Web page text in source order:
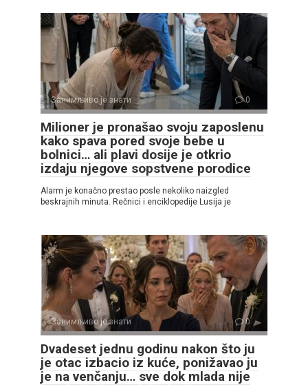
Занимљиво је знати 0
Milioner je pronašao svoju zaposlenu
kako spava pored svoje bebe u
bolnici… ali plavi dosije je otkrio
izdaju njegove sopstvene porodice
Alarm je konačno prestao posle nekoliko naizgled
beskrajnih minuta. Rečnici i enciklopedije Lusija je
Занимљиво је знати 0
Dvadeset jednu godinu nakon što ju
je otac izbacio iz kuće, ponižavao ju
je na venčanju… sve dok mlada nije